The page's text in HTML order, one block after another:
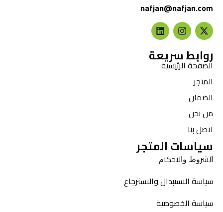
nafjan@nafjan.com
روابط سريعة
الصفحة الرئيسية
المتجر
الضمان
من نحن
اتصل بنا
سياسات المتجر
ﺍﻟﺸﺮﻭﻁ ﻭﺍﻻﺣﻜﺎﻡ
سياسة الاستبدال والاسترجاع
سياسة الخصوصية